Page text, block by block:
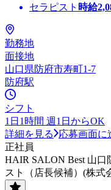
セラピスト 時給
勤務地
面接地
山口県防府市寿町1-7
防府駅
シフト
1日1時間 週1日からOK
詳細を見る
応募画面に
正社員
HAIR SALON Best 山口
スト（店長候補）(株式